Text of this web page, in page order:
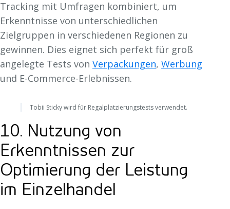
Tracking mit Umfragen kombiniert, um
Erkenntnisse von unterschiedlichen
Zielgruppen in verschiedenen Regionen zu
gewinnen. Dies eignet sich perfekt für groß
angelegte Tests von Verpackungen, Werbung
und E-Commerce-Erlebnissen.
Tobii Sticky wird für Regalplatzierungstests verwendet.
10. Nutzung von
Erkenntnissen zur
Optimierung der Leistung
im Einzelhandel